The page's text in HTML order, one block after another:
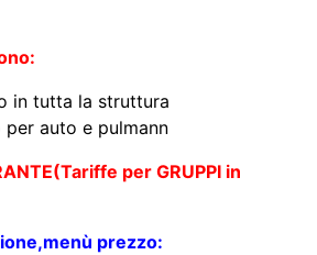
in tutta la struttura
per auto e pulmann
per GRUPPI in
prezzo: